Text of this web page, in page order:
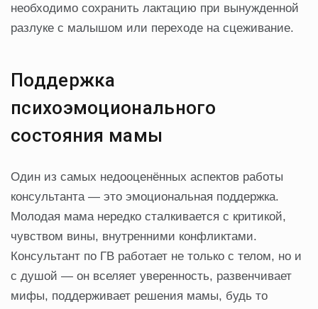
необходимо сохранить лактацию при вынужденной
разлуке с малышом или переходе на сцеживание.
Поддержка
психоэмоционального
состояния мамы
Один из самых недооценённых аспектов работы
консультанта — это эмоциональная поддержка.
Молодая мама нередко сталкивается с критикой,
чувством вины, внутренними конфликтами.
Консультант по ГВ работает не только с телом, но и
с душой — он вселяет уверенность, развенчивает
мифы, поддерживает решения мамы, будь то